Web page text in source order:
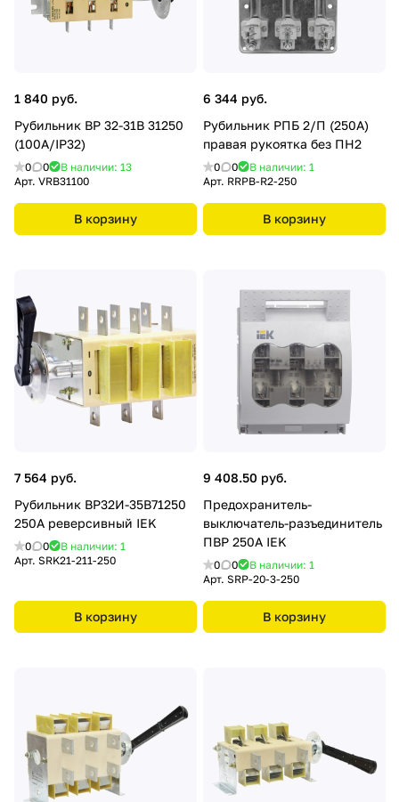
1 840 руб.
Рубильник ВР 32-31В 31250
(100А/IP32)
0 0
В наличии: 13
Арт. VRB31100
В корзину
6 344 руб.
Рубильник РПБ 2/П (250А)
правая рукоятка без ПН2
0 0
В наличии: 1
Арт. RRPB-R2-250
В корзину
7 564 руб.
Рубильник ВР32И-35В71250
250А реверсивный IEK
0 0
В наличии: 1
Арт. SRK21-211-250
В корзину
9 408.50 руб.
Предохранитель-
выключатель-разъединитель
ПВР 250А IEK
0 0
В наличии: 1
Арт. SRP-20-3-250
В корзину